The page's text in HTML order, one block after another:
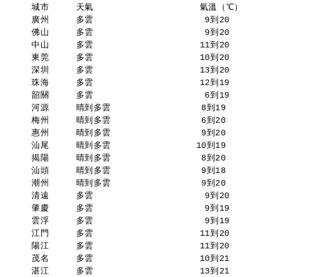
   城市     天氣                    氣溫（℃）
   廣州     多雲                     9到20
   佛山     多雲                     9到20
   中山     多雲                    11到20
   東莞     多雲                    10到20
   深圳     多雲                    13到20
   珠海     多雲                    12到19
   韶關     多雲                     6到19
   河源     晴到多雲                 8到19
   梅州     晴到多雲                 6到20
   惠州     晴到多雲                 9到20
   汕尾     晴到多雲                10到19
   揭陽     晴到多雲                 8到20
   汕頭     晴到多雲                 9到18
   潮州     晴到多雲                 9到20
   清遠     多雲                     9到20
   肇慶     多雲                     9到19
   雲浮     多雲                     9到19
   江門     多雲                    11到20
   陽江     多雲                    11到20
   茂名     多雲                    10到21
   湛江     多雲                    13到21